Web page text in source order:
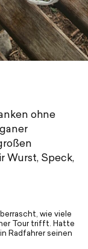
ohne
Wurst, Speck,
wie viele
Tour trifft. Hatte
Radfahrer seinen